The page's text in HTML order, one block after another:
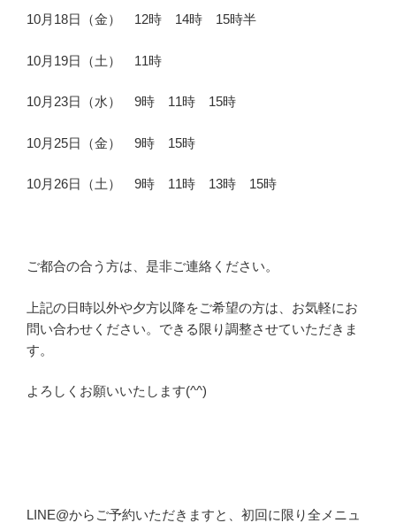
10月18日（金） 12時 14時 15時半
10月19日（土） 11時
10月23日（水） 9時 11時 15時
10月25日（金） 9時 15時
10月26日（土） 9時 11時 13時 15時
ご都合の合う方は、是非ご連絡ください。
上記の日時以外や夕方以降をご希望の方は、お気軽にお
問い合わせください。できる限り調整させていただきま
す。
よろしくお願いいたします(^^)
LINE@からご予約いただきますと、初回に限り全メニュ